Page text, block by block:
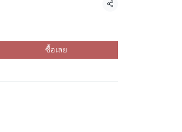
แชร์
ซื้อเลย